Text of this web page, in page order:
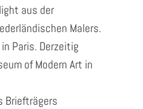
aus der
Malers.
Paris. Derzeitig
of Modern Art in
Briefträgers